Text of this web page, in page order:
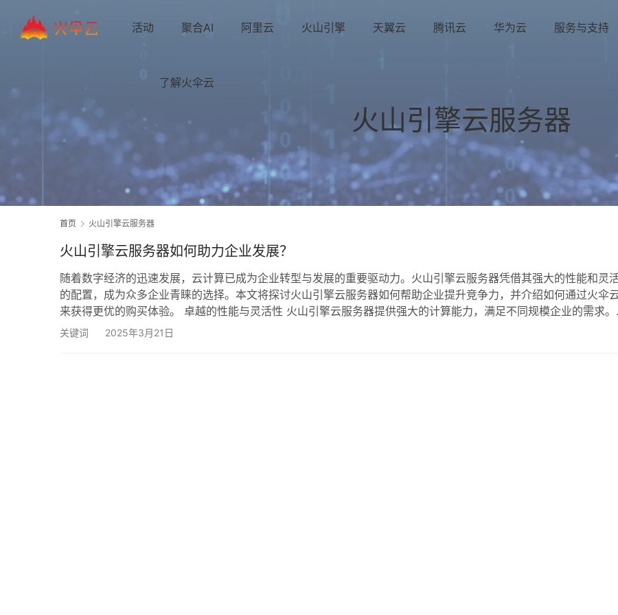
活动 聚合AI 阿里云 火山引擎 天翼云 腾讯云 华为云 服务与支持
了解火伞云
火山引擎云服务器
首页 火山引擎云服务器
火山引擎云服务器如何助力企业发展？
随着数字经济的迅速发展，云计算已成为企业转型与发展的重要驱动力。火山引擎云服务器凭借其强大的性能和灵
的配置，成为众多企业青睐的选择。本文将探讨火山引擎云服务器如何帮助企业提升竞争力，并介绍如何通过火伞
来获得更优的购买体验。 卓越的性能与灵活性 火山引擎云服务器提供强大的计算能力，满足不同规模企业的需求。
论是高负载的电商平台，还是需要大数据处理的科技公司，火山引擎的灵活配置让用户能根据实际需求随时扩展资
关键词 2025年3月21日